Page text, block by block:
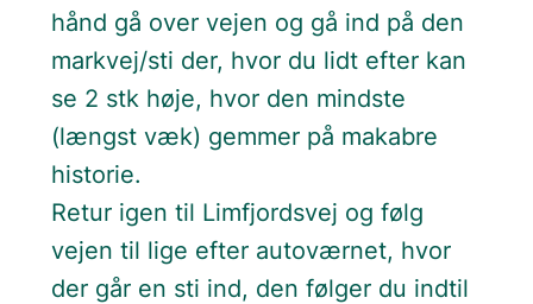
hånd gå over vejen og gå ind på den
markvej/sti der, hvor du lidt efter kan
se 2 stk høje, hvor den mindste
(længst væk) gemmer på makabre
historie.
Retur igen til Limfjordsvej og følg
vejen til lige efter autoværnet, hvor
der går en sti ind, den følger du indtil